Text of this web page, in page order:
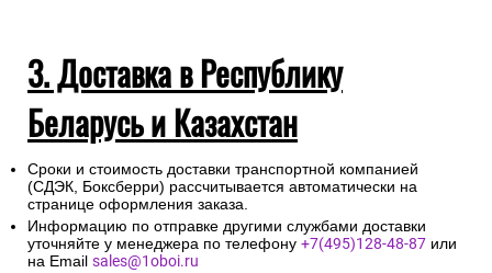
3. Доставка в Республику
Беларусь и Казахстан
Сроки и стоимость доставки транспортной компанией
(СДЭК, Боксберри) рассчитывается автоматически на
странице оформления заказа.
Информацию по отправке другими службами доставки
уточняйте у менеджера по телефону +7(495)128-48-87 или
на Email sales@1oboi.ru